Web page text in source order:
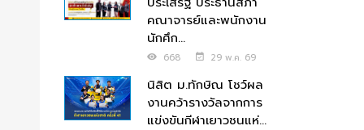
คณาจารย์และพนักงาน
นักศึก...
668 29 พ.ค. 69
นิสิต ม.ทักษิณ โชว์ผล
งานคว้ารางวัลจากการ
แข่งขันกีฬาเยาวชนแห่...